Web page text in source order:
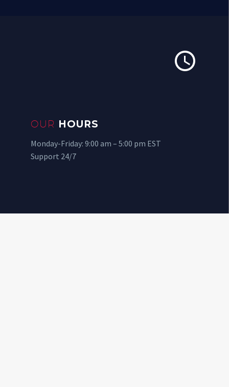


OUR HOURS
Monday-Friday: 9:00 am – 5:00 pm EST
Support 24/7